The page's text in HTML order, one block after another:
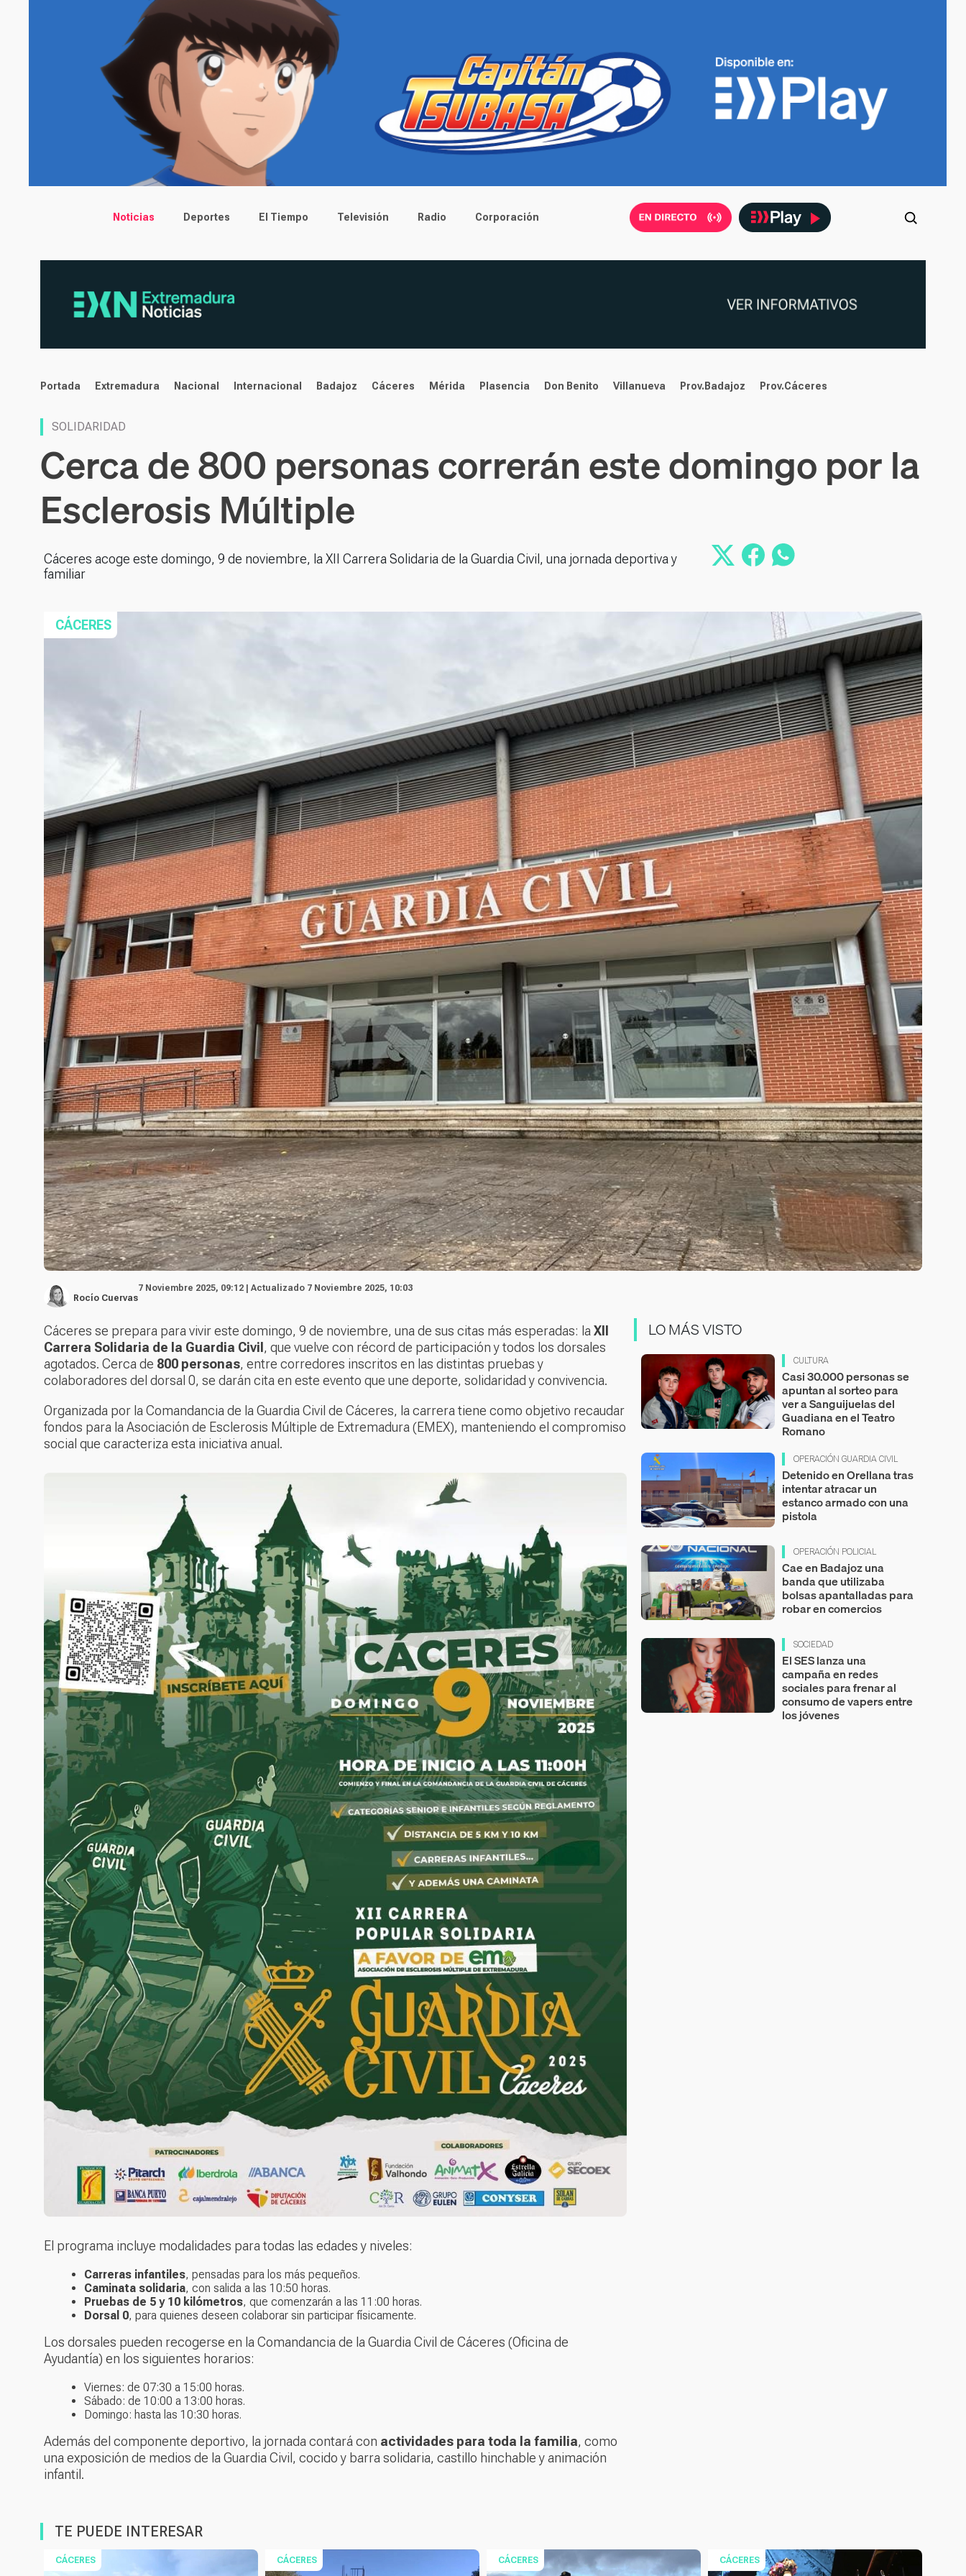
Main menu
Noticias Deportes El Tiempo Televisión Radio Corporación
noticias
Portada Extremadura Nacional Internacional Badajoz Cáceres Mérida Plasencia Don Benito Villanueva Prov.Badajoz Prov.Cáceres
SOLIDARIDAD
Cerca de 800 personas correrán este domingo por la
Esclerosis Múltiple
Cáceres acoge este domingo, 9 de noviembre, la XII Carrera Solidaria de la Guardia Civil, una jornada deportiva y
familiar
CÁCERES
Rocío Cuervas
7 Noviembre 2025, 09:12 | Actualizado 7 Noviembre 2025, 10:03
Cáceres se prepara para vivir este domingo, 9 de noviembre, una de sus citas más esperadas: la XII
Carrera Solidaria de la Guardia Civil, que vuelve con récord de participación y todos los dorsales
agotados. Cerca de 800 personas, entre corredores inscritos en las distintas pruebas y
colaboradores del dorsal 0, se darán cita en este evento que une deporte, solidaridad y convivencia.
Organizada por la Comandancia de la Guardia Civil de Cáceres, la carrera tiene como objetivo recaudar
fondos para la Asociación de Esclerosis Múltiple de Extremadura (EMEX), manteniendo el compromiso
social que caracteriza esta iniciativa anual.
El programa incluye modalidades para todas las edades y niveles:
Carreras infantiles, pensadas para los más pequeños.
Caminata solidaria, con salida a las 10:50 horas.
Pruebas de 5 y 10 kilómetros, que comenzarán a las 11:00 horas.
Dorsal 0, para quienes deseen colaborar sin participar físicamente.
Los dorsales pueden recogerse en la Comandancia de la Guardia Civil de Cáceres (Oficina de
Ayudantía) en los siguientes horarios:
Viernes: de 07:30 a 15:00 horas.
Sábado: de 10:00 a 13:00 horas.
Domingo: hasta las 10:30 horas.
Además del componente deportivo, la jornada contará con actividades para toda la familia, como
una exposición de medios de la Guardia Civil, cocido y barra solidaria, castillo hinchable y animación
infantil.
LO MÁS VISTO
CULTURA
Casi 30.000 personas se
apuntan al sorteo para
ver a Sanguijuelas del
Guadiana en el Teatro
Romano
OPERACIÓN GUARDIA CIVIL
Detenido en Orellana tras
intentar atracar un
estanco armado con una
pistola
OPERACIÓN POLICIAL
Cae en Badajoz una
banda que utilizaba
bolsas apantalladas para
robar en comercios
SOCIEDAD
El SES lanza una
campaña en redes
sociales para frenar al
consumo de vapers entre
los jóvenes
TE PUEDE INTERESAR
CÁCERES CÁCERES CÁCERES CÁCERES